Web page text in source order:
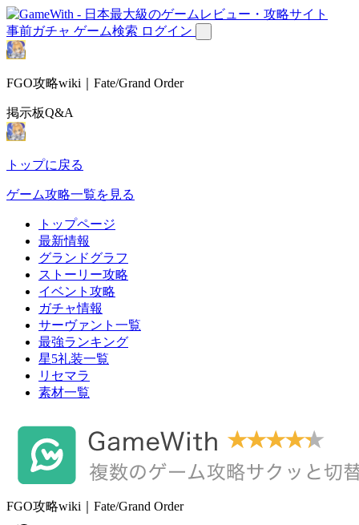
事前ガチャ ゲーム検索 ログイン
FGO攻略wiki｜Fate/Grand Order
掲示板Q&A
トップに戻る
ゲーム攻略一覧を見る
トップページ
最新情報
グランドグラフ
ストーリー攻略
イベント攻略
ガチャ情報
サーヴァント一覧
最強ランキング
星5礼装一覧
リセマラ
素材一覧
FGO攻略wiki｜Fate/Grand Order